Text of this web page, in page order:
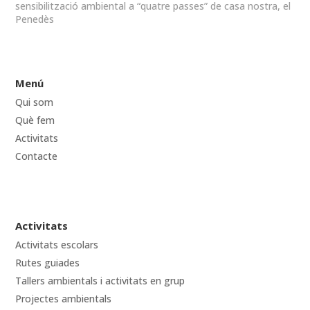
sensibilització ambiental a “quatre passes” de casa nostra, el
Penedès
Menú
Qui som
Què fem
Activitats
Contacte
Activitats
Activitats escolars
Rutes guiades
Tallers ambientals i activitats en grup
Projectes ambientals